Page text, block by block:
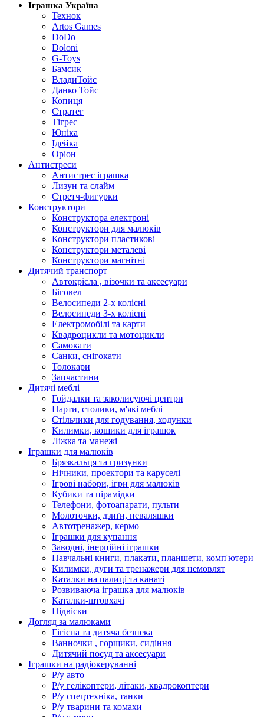
Іграшка Україна
Технок
Artos Games
DoDo
Doloni
G-Toys
Бамсик
ВладиТойс
Данко Тойс
Копиця
Стратег
Тігрес
Юніка
Ідейка
Оріон
Антистреси
Антистрес іграшка
Лизун та слайм
Стретч-фигурки
Конструктори
Конструктора електроні
Конструктори для малюків
Конструктори пластикові
Конструктори металеві
Конструктори магнітні
Дитячий транспорт
Автокрісла , візочки та аксесуари
Біговел
Велосипеди 2-х колісні
Велосипеди 3-х колісні
Електромобілі та карти
Квадроцикли та мотоцикли
Самокати
Санки, снігокати
Толокари
Запчастини
Дитячі меблі
Гойдалки та заколисуючі центри
Парти, столики, м'які меблі
Стільчики для годування, ходунки
Килимки, кошики для іграшок
Ліжка та манежі
Іграшки для малюків
Брязкальця та гризунки
Нічники, проектори та каруселі
Ігрові набори, ігри для малюків
Кубики та пірамідки
Телефони, фотоапарати, пульти
Молоточки, дзиґи, неваляшки
Автотренажер, кермо
Іграшки для купання
Заводні, інерційні іграшки
Навчальні книги, плакати, планшети, комп'ютери
Килимки, дуги та тренажери для немовлят
Каталки на палиці та канаті
Розвиваюча іграшка для малюків
Каталки-штовхачі
Підвіски
Догляд за малюками
Гігієна та дитяча безпека
Ванночки , горщики, сидіння
Дитячий посуд та аксесуари
Іграшки на радіокеруванні
Р/у авто
Р/у гелікоптери, літаки, квадрокоптери
Р/у спецтехніка, танки
Р/у тварини та комахи